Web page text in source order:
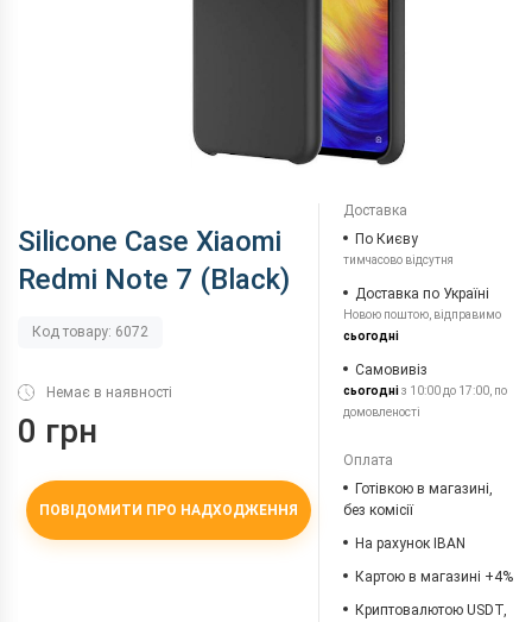
Silicone Case Xiaomi
Redmi Note 7 (Black)
Код товару: 6072
Немає в наявності
0 грн
ПОВІДОМИТИ ПРО НАДХОДЖЕННЯ
Доставка
По Києву
тимчасово відсутня
Доставка по Україні
Новою поштою, відправимо
сьогодні
Самовивіз
сьогодніз 10:00 до 17:00, по
домовленості
Оплата
Готівкою в магазині,
без комісії
На рахунок IBAN
Картою в магазині +4%
Криптовалютою USDT,